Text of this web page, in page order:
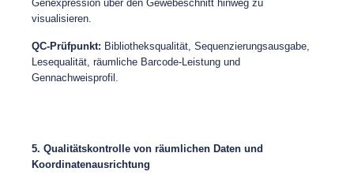
Genexpression über den Gewebeschnitt hinweg zu
visualisieren.
QC-Prüfpunkt: Bibliotheksqualität, Sequenzierungsausgabe,
Lesequalität, räumliche Barcode-Leistung und
Gennachweisprofil.
5. Qualitätskontrolle von räumlichen Daten und
Koordinatenausrichtung